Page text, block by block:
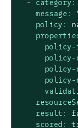
- category:
message:
policy:
policy-
policy-
policy-
policy-
result:
scored: